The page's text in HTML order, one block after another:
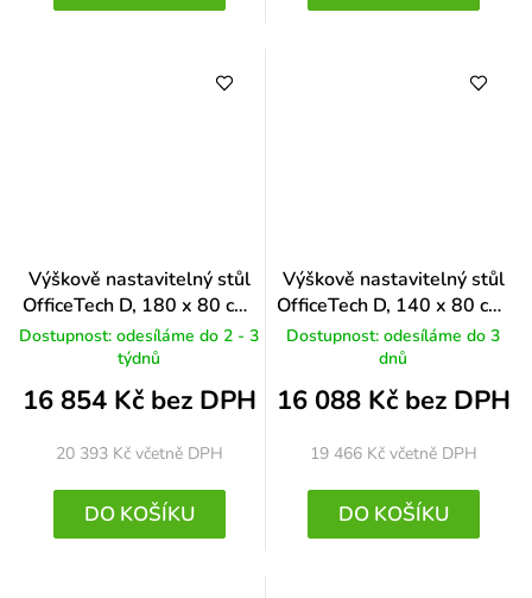
Výškově nastavitelný stůl
OfficeTech D, 180 x 80 cm,
černá podnož, světle šedá
Dostupnost: odesíláme do 2 - 3
týdnů
16 854 Kč bez DPH
20 393 Kč včetně DPH
DO KOŠÍKU
Výškově nastavitelný stůl
OfficeTech D, 140 x 80 cm,
bílá podnož, třešeň
Dostupnost: odesíláme do 3
dnů
16 088 Kč bez DPH
19 466 Kč včetně DPH
DO KOŠÍKU